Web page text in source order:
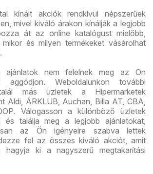
kínált akciók rendkívül népszerűek
mivel kiváló árakon kínálják a legjobb
át az online katalógust mielőbb,
és milyen termékeket vásárolhat
ajánlatok nem felelnek meg az Ön
aggódjon. Weboldalunkon további
más üzletek a Hipermarketek
Aldi, ÁRKLUB, Auchan, Billa AT, CBA,
Válogasson a különböző üzletek
és találja meg a legjobb ajánlatokat,
az Ön igényeire szabva lettek
fel az összes kiváló akciót, amit
hagyja ki a nagyszerű megtakarítási